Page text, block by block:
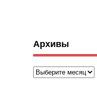
Архивы
Архивы